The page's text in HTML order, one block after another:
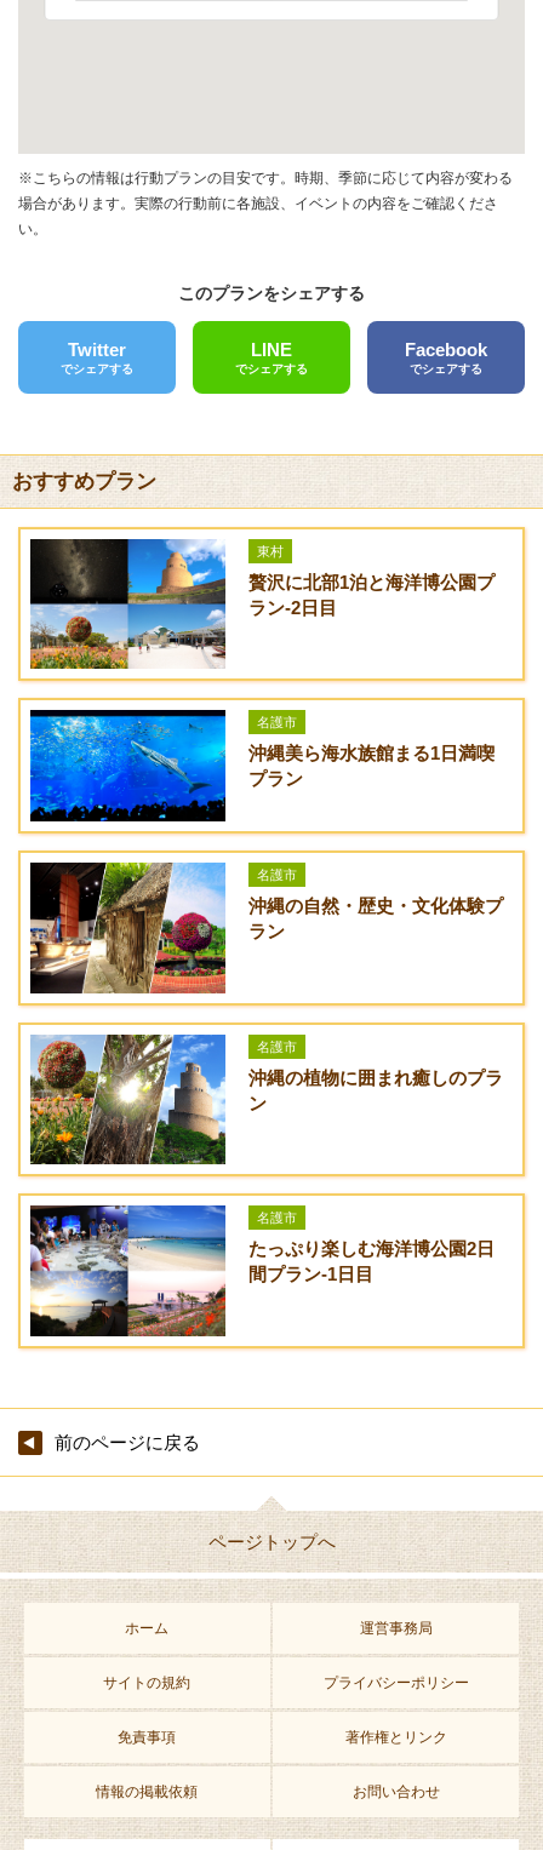
※こちらの情報は行動プランの目安です。時期、季節に応じて内容が変わる
場合があります。実際の行動前に各施設、イベントの内容をご確認くださ
い。
このプランをシェアする
Twitter
でシェアする
LINE
でシェアする
Facebook
でシェアする
おすすめプラン
東村
贅沢に北部1泊と海洋博公園プ
ラン-2日目
名護市
沖縄美ら海水族館まる1日満喫
プラン
名護市
沖縄の自然・歴史・文化体験プ
ラン
名護市
沖縄の植物に囲まれ癒しのプラ
ン
名護市
たっぷり楽しむ海洋博公園2日
間プラン-1日目
前のページに戻る
ページトップへ
ホーム 運営事務局
サイトの規約 プライバシーポリシー
免責事項 著作権とリンク
情報の掲載依頼 お問い合わせ